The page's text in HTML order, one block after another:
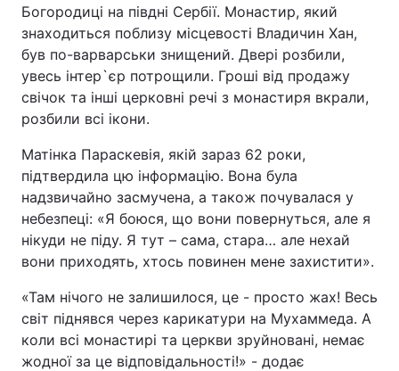
Головна Війна
Україна Політика
Богородиці на півдні Сербії. Монастир, який
знаходиться поблизу місцевості Владичин Хан,
був по-варварськи знищений. Двері розбили,
увесь інтер`єр потрощили. Гроші від продажу
свічок та інші церковні речі з монастиря вкрали,
розбили всі ікони.
Матінка Параскевія, якій зараз 62 роки,
підтвердила цю інформацію. Вона була
надзвичайно засмучена, а також почувалася у
небезпеці: «Я боюся, що вони повернуться, але я
нікуди не піду. Я тут – сама, стара… але нехай
вони приходять, хтось повинен мене захистити».
«Там нічого не залишилося, це - просто жах! Весь
світ піднявся через карикатури на Мухаммеда. А
коли всі монастирі та церкви зруйновані, немає
жодної за це відповідальності!» - додає